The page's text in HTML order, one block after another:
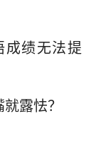
成绩无法提
露怯？